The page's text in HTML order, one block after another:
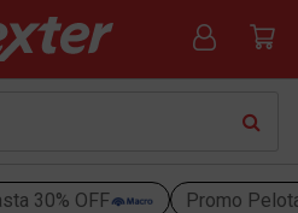
30% OFF Promo